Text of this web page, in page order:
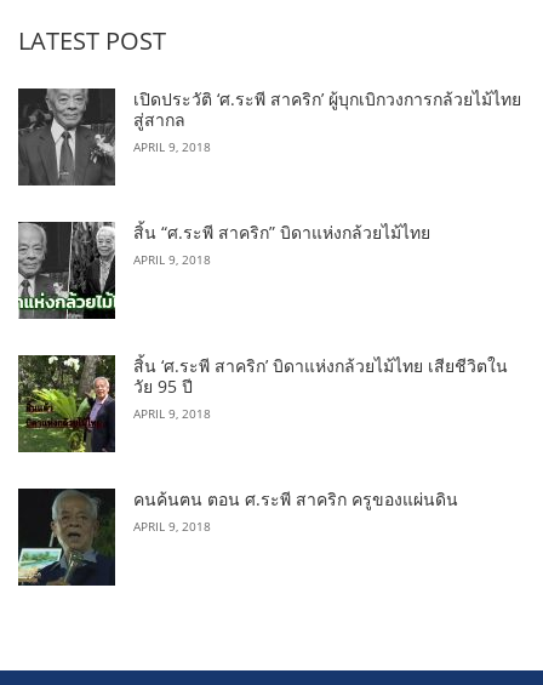
LATEST POST
เปิดประวัติ ‘ศ.ระพี สาคริก’ ผู้บุกเบิกวงการกล้วยไม้ไทย
สู่สากล
APRIL 9, 2018
สิ้น “ศ.ระพี สาคริก” บิดาแห่งกล้วยไม้ไทย
APRIL 9, 2018
สิ้น ‘ศ.ระพี สาคริก’ บิดาแห่งกล้วยไม้ไทย เสียชีวิตใน
วัย 95 ปี
APRIL 9, 2018
คนค้นฅน ตอน ศ.ระพี สาคริก ครูของแผ่นดิน
APRIL 9, 2018